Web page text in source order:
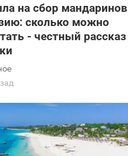
на сбор мандаринов
сколько можно
- честный рассказ